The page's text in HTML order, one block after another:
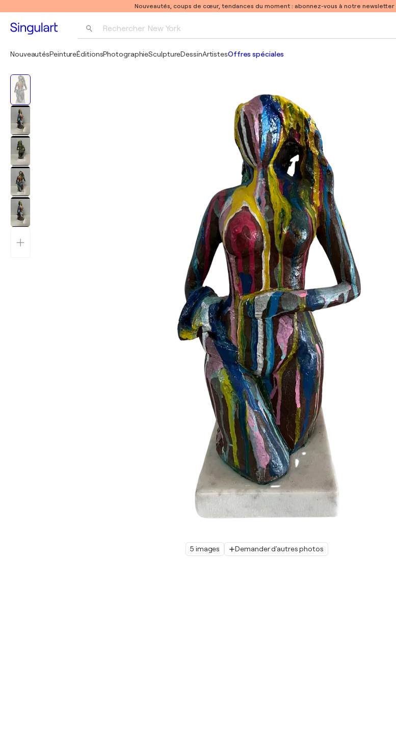
Nouveautés, coups de cœur, tendances du moment : abonnez-vous à notre
Rechercher New York
NouveautésPeintureÉditionsPhotographieSculptureDessinArtistesOffres spéciales
5 images Demander d'autres photos